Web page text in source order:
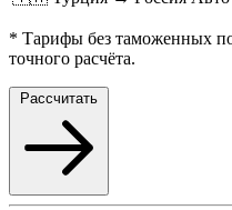
* Тарифы без таможенных
точного расчёта.
Рассчитать